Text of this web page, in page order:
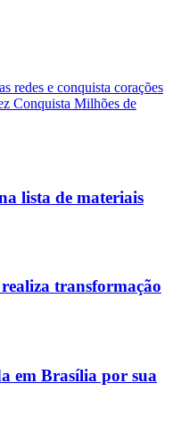
redes e conquista corações
Conquista Milhões de
lista de materiais
transformação
em Brasília por sua